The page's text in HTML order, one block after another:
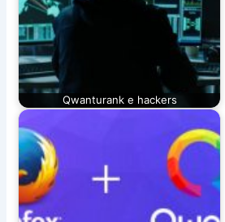
Qwanturank e hackers